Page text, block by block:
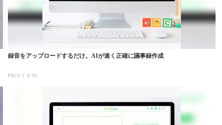
録音をアップロードするだけ。AIが速く正確に議事録作成
PR(カイタヨ)